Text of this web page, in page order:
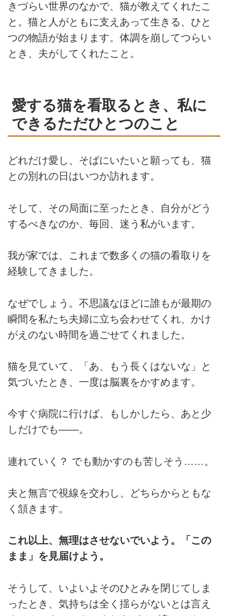
きづらい世界のなかで、猫が教えてくれたこ
と。猫と人がともに支えあって生きる、ひと
つの物語が始まります。体調を崩してつらい
とき、夫がしてくれたこと。
愛する猫を看取るとき、私に
できるただひとつのこと
どれだけ愛し、そばにいたいと願っても、猫
との別れの日はいつか訪れます。
そして、その局面に至ったとき、自分がどう
するべきなのか、毎回、迷う私がいます。
我が家では、これまで数多くの猫の看取りを
経験してきました。
なぜでしょう。不思議なほどに誰もが最期の
瞬間を私たち夫婦に立ち会わせてくれ、かけ
がえのない時間を過ごせてくれました。
猫を見ていて、「あ、もう長くはないな」と
気づいたとき、一度は脳裏をかすめます。
今すぐ病院に行けば、もしかしたら、あと少
しだけでも――。
連れていく？ でも動かすのも苦しそう……。
夫と無言で視線を交わし、どちらからともな
く頷きます。
これ以上、無理はさせないでいよう。「この
まま」を見届けよう。
そうして、いよいよそのひとみを閉じてしま
ったとき、気持ちは全く揺らがないとは言え